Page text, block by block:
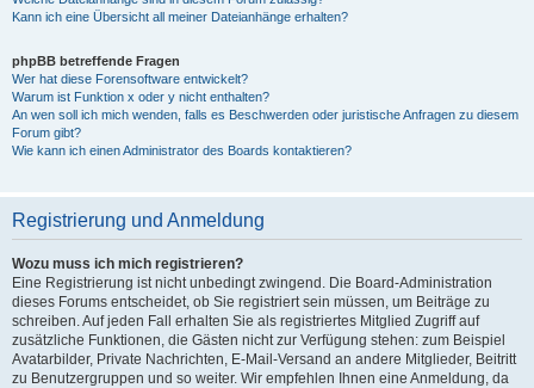
Kann ich eine Übersicht all meiner Dateianhänge erhalten?
phpBB betreffende Fragen
Wer hat diese Forensoftware entwickelt?
Warum ist Funktion x oder y nicht enthalten?
An wen soll ich mich wenden, falls es Beschwerden oder juristische Anfragen zu diesem
Forum gibt?
Wie kann ich einen Administrator des Boards kontaktieren?
Registrierung und Anmeldung
Wozu muss ich mich registrieren?
Eine Registrierung ist nicht unbedingt zwingend. Die Board-Administration
dieses Forums entscheidet, ob Sie registriert sein müssen, um Beiträge zu
schreiben. Auf jeden Fall erhalten Sie als registriertes Mitglied Zugriff auf
zusätzliche Funktionen, die Gästen nicht zur Verfügung stehen: zum Beispiel
Avatarbilder, Private Nachrichten, E-Mail-Versand an andere Mitglieder, Beitritt
zu Benutzergruppen und so weiter. Wir empfehlen Ihnen eine Anmeldung, da